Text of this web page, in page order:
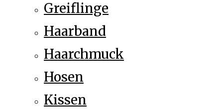
Greiflinge
Haarband
Haarchmuck
Hosen
Kissen